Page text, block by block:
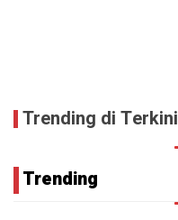
Trending di Terkini
Trending